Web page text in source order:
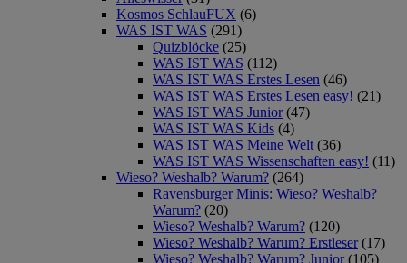
Kosmos SchlauFUX (6)
WAS IST WAS (291)
Quizblöcke (25)
WAS IST WAS (112)
WAS IST WAS Erstes Lesen (46)
WAS IST WAS Erstes Lesen easy! (21)
WAS IST WAS Junior (47)
WAS IST WAS Kids (4)
WAS IST WAS Meine Welt (36)
WAS IST WAS Wissenschaften easy! (11)
Wieso? Weshalb? Warum? (264)
Ravensburger Minis: Wieso? Weshalb?
Warum? (20)
Wieso? Weshalb? Warum? (120)
Wieso? Weshalb? Warum? Erstleser (17)
Wieso? Weshalb? Warum? Junior (105)